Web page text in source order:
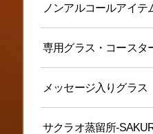
ノンアルコールアイテ
専用グラス・コースタ
メッセージ入りグラス
サクラオ蒸留所-